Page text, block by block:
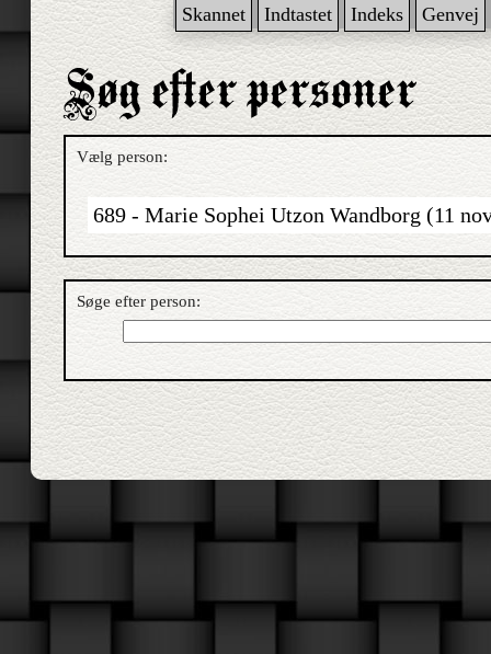
Skannet Indtastet Indeks Genvej
Vælg person:
689 - Marie Sophei Utzon Wandborg (11
Søge efter person: